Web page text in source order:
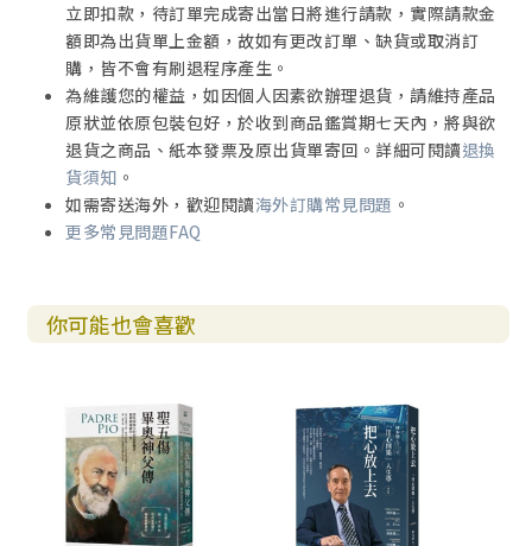
立即扣款，待訂單完成寄出當日將進行請款，實際請款金
額即為出貨單上金額，故如有更改訂單、缺貨或取消訂
購，皆不會有刷退程序產生。
為維護您的權益，如因個人因素欲辦理退貨，請維持產品
原狀並依原包裝包好，於收到商品鑑賞期七天內，將與欲
退貨之商品、紙本發票及原出貨單寄回。詳細可閱讀退換
貨須知 。
如需寄送海外，歡迎閱讀海外訂購常見問題 。
更多常見問題FAQ
你可能也會喜歡